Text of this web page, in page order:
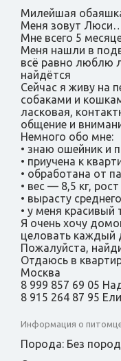
Милейшая
Меня зовут
Мне всего 5
Меня нашли в
всё равно люблю
найдётся
Сейчас я живу на
собаками и
ласковая,
общение и
Немного обо мне:
• знаю ошейник и
• приучена к
• обработана от
• вес — 8,5 кг,
• вырасту
• у меня
Я очень хочу
целовать каждый
Пожалуйста,
Отдаюсь в
Москва
8 999 857 69 05
8 915 264 87 95
Информация о
Порода: Без